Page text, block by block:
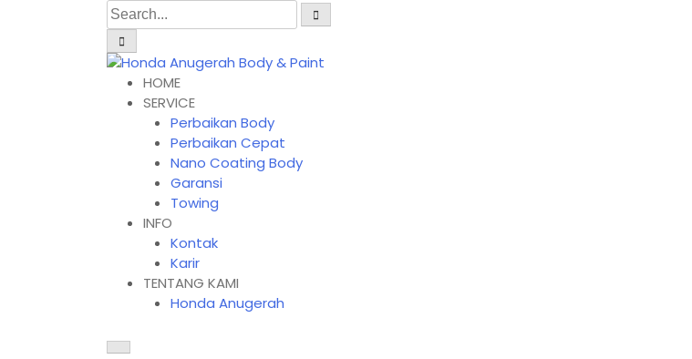
Honda Anugerah Body & Paint
HOME
SERVICE
Perbaikan Body
Perbaikan Cepat
Nano Coating Body
Garansi
Towing
INFO
Kontak
Karir
TENTANG KAMI
Honda Anugerah